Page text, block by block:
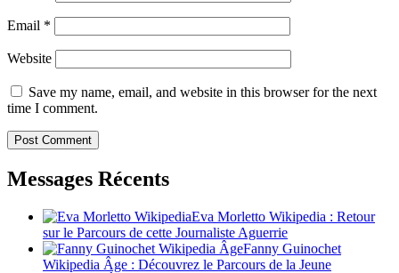
Email *
Website
Save my name, email, and website in this browser for the next
time I comment.
Messages Récents
Eva Morletto Wikipedia : Retour
sur le Parcours de cette Journaliste Aguerrie
Fanny Guinochet
Wikipedia Âge : Découvrez le Parcours de la Jeune